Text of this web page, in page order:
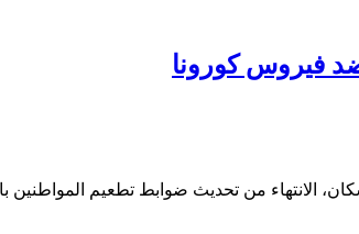
فيروس كورونا
الانتهاء من تحديث ضوابط تطعيم